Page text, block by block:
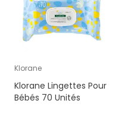
Klorane
Klorane Lingettes Pour
Bébés 70 Unités